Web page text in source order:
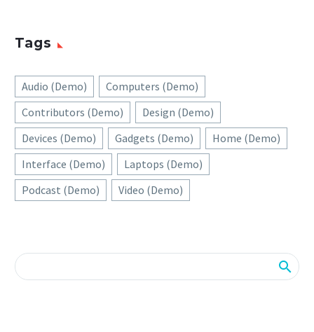
Tags
Audio (Demo)
Computers (Demo)
Contributors (Demo)
Design (Demo)
Devices (Demo)
Gadgets (Demo)
Home (Demo)
Interface (Demo)
Laptops (Demo)
Podcast (Demo)
Video (Demo)